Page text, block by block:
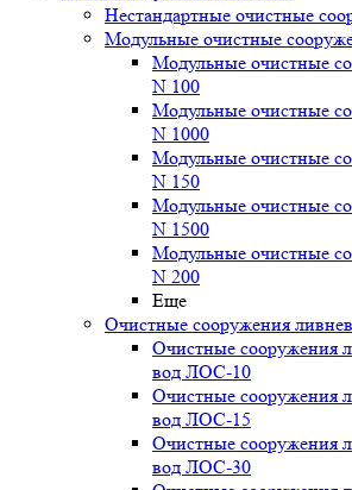
Нестандартные очистные
Модульные очистные
Модульные очистные
N 100
Модульные очистные
N 1000
Модульные очистные
N 150
Модульные очистные
N 1500
Модульные очистные
N 200
Еще
Очистные сооружения
Очистные сооружения
вод ЛОС-10
Очистные сооружения
вод ЛОС-15
Очистные сооружения
вод ЛОС-30